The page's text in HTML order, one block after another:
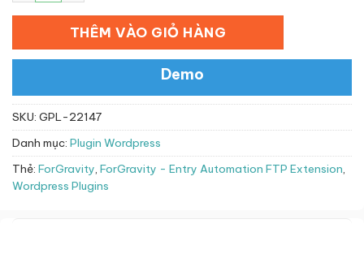
THÊM VÀO GIỎ HÀNG
Demo
SKU: GPL-22147
Danh mục: Plugin Wordpress
Thẻ: ForGravity, ForGravity - Entry Automation FTP Extension,
Wordpress Plugins